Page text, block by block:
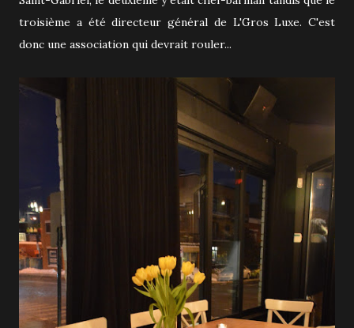
troisième a été directeur général de L'Gros Luxe. C'est
donc une association qui devrait rouler...